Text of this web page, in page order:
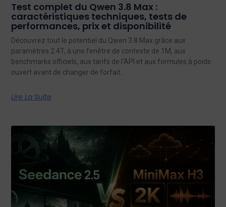
Test complet du Qwen 3.8 Max :
caractéristiques techniques, tests de
performances, prix et disponibilité
Découvrez tout le potentiel du Qwen 3.8 Max grâce aux
paramètres 2.4T, à une fenêtre de contexte de 1M, aux
benchmarks officiels, aux tarifs de l'API et aux formules à poids
ouvert avant de changer de forfait.
Lire La Suite